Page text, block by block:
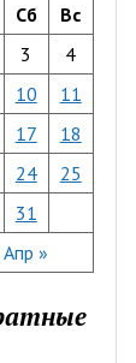
Сб Вс
Апр »
3
4
10
11
17
18
24
25
31